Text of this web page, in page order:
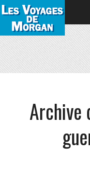
Archive